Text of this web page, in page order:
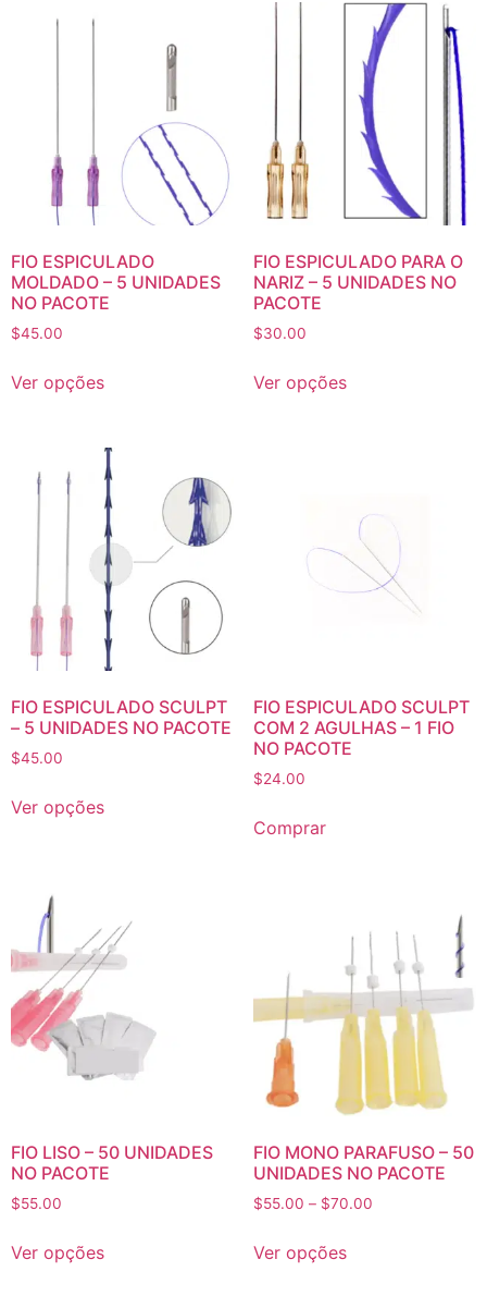
FIO ESPICULADO
MOLDADO – 5 UNIDADES
NO PACOTE
$45.00
Ver opções
FIO ESPICULADO PARA O
NARIZ – 5 UNIDADES NO
PACOTE
$30.00
Ver opções
FIO ESPICULADO SCULPT
– 5 UNIDADES NO PACOTE
$45.00
Ver opções
FIO ESPICULADO SCULPT
COM 2 AGULHAS – 1 FIO
NO PACOTE
$24.00
Comprar
FIO LISO – 50 UNIDADES
NO PACOTE
$55.00
Ver opções
FIO MONO PARAFUSO – 50
UNIDADES NO PACOTE
$55.00 – $70.00
Ver opções